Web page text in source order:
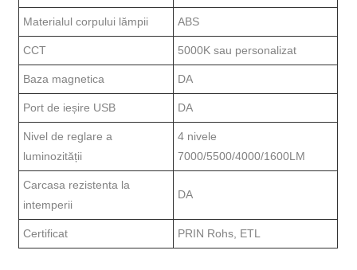
Materialul corpului lămpii ABS
CCT 5000K sau personalizat
Baza magnetica DA
Port de ieșire USB DA
Nivel de reglare a
luminozității
4 nivele
7000/5500/4000/1600LM
Carcasa rezistenta la
intemperii
DA
Certificat PRIN Rohs, ETL